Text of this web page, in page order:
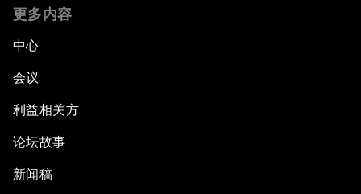
更多内容
中心
会议
利益相关方
论坛故事
新闻稿